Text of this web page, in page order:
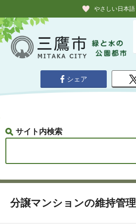
やさしい日本語
シェア
サイト内検索
分譲マンションの維持管理